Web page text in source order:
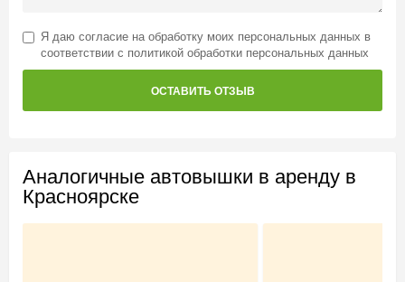
Я даю согласие на обработку моих персональных данных в
соответствии с политикой обработки персональных данных
ОСТАВИТЬ ОТЗЫВ
Аналогичные автовышки в аренду в
Красноярске